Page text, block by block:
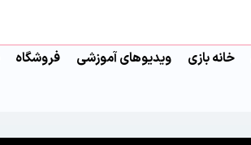
خانه بازی ویدیوهای آموزشی فروشگاه